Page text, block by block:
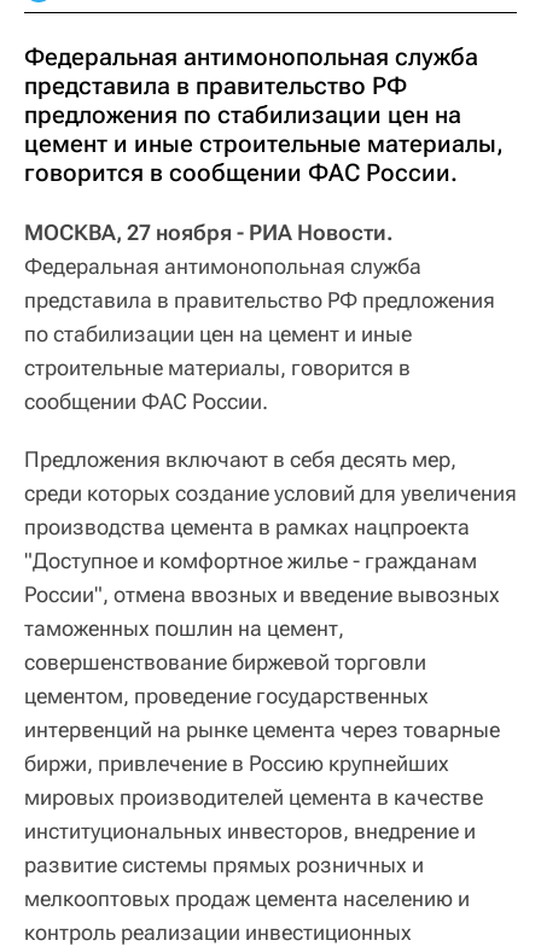
Федеральная антимонопольная служба
представила в правительство РФ
предложения по стабилизации цен на
цемент и иные строительные материалы,
говорится в сообщении ФАС России.
МОСКВА, 27 ноября - РИА Новости.
Федеральная антимонопольная служба
представила в правительство РФ предложения
по стабилизации цен на цемент и иные
строительные материалы, говорится в
сообщении ФАС России.
Предложения включают в себя десять мер,
среди которых создание условий для увеличения
производства цемента в рамках нацпроекта
"Доступное и комфортное жилье - гражданам
России", отмена ввозных и введение вывозных
таможенных пошлин на цемент,
совершенствование биржевой торговли
цементом, проведение государственных
интервенций на рынке цемента через товарные
биржи, привлечение в Россию крупнейших
мировых производителей цемента в качестве
институциональных инвесторов, внедрение и
развитие системы прямых розничных и
мелкооптовых продаж цемента населению и
контроль реализации инвестиционных